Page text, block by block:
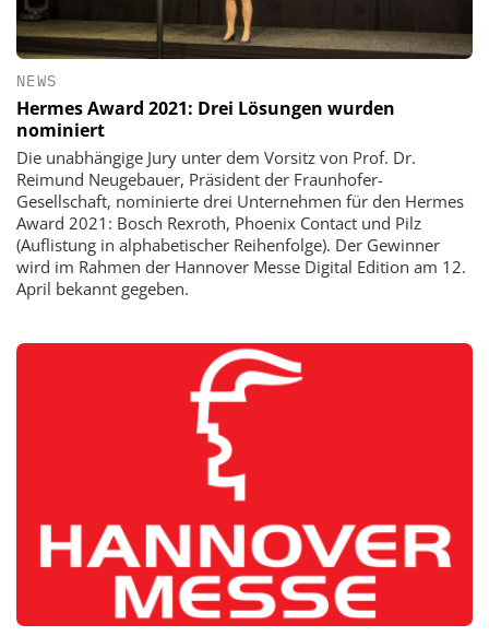
NEWS
Hermes Award 2021: Drei Lösungen wurden
nominiert
Die unabhängige Jury unter dem Vorsitz von Prof. Dr.
Reimund Neugebauer, Präsident der Fraunhofer-
Gesellschaft, nominierte drei Unternehmen für den Hermes
Award 2021: Bosch Rexroth, Phoenix Contact und Pilz
(Auflistung in alphabetischer Reihenfolge). Der Gewinner
wird im Rahmen der Hannover Messe Digital Edition am 12.
April bekannt gegeben.